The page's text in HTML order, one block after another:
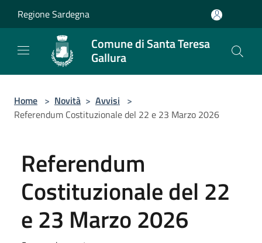
Regione Sardegna
Comune di Santa Teresa
Gallura
Home > Novità > Avvisi >
Referendum Costituzionale del 22 e 23 Marzo 2026
Referendum
Costituzionale del 22
e 23 Marzo 2026